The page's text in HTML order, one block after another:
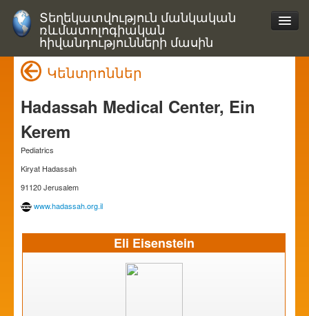
Տեղեկատվություն մանկական
ռևմատոլոգիական
հիվանդությունների մասին
Կենտրոններ
Hadassah Medical Center, Ein
Kerem
Pediatrics
Kiryat Hadassah
91120 Jerusalem
www.hadassah.org.il
Eli Eisenstein